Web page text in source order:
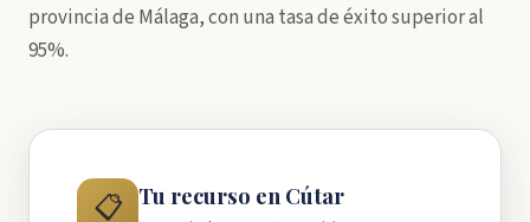
provincia de Málaga, con una tasa de éxito superior al
95%.
📋 Tu recurso en Cútar